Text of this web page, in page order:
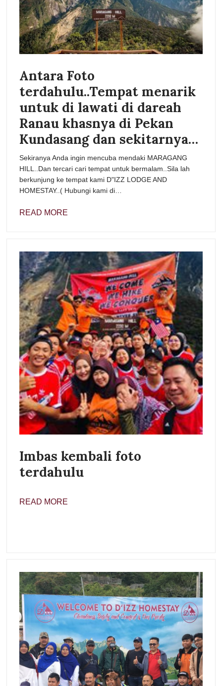
Antara Foto
terdahulu..Tempat menarik
untuk di lawati di dareah
Ranau khasnya di Pekan
Kundasang dan sekitarnya…
Sekiranya Anda ingin mencuba mendaki MARAGANG
HILL..Dan tercari cari tempat untuk bermalam..Sila lah
berkunjung ke tempat kami D"IZZ LODGE AND
HOMESTAY..( Hubungi kami di…
READ MORE
Imbas kembali foto
terdahulu
READ MORE